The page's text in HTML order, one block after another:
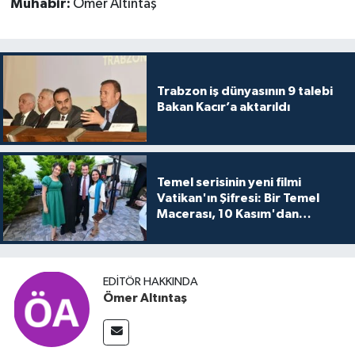
Muhabir: Ömer Altıntaş
Trabzon iş dünyasının 9 talebi
Bakan Kacır’a aktarıldı
Temel serisinin yeni filmi
Vatikan'ın Şifresi: Bir Temel
Macerası, 10 Kasım'dan
buluşuyo
EDITÖR HAKKINDA
Ömer Altıntaş